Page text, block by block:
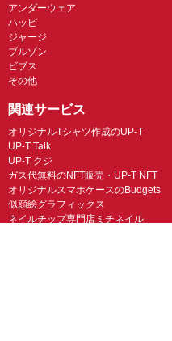
アンダーウェア
ハッピ
ジャージ
ブルゾン
ビブス
その他
関連サービス
オリジナルTシャツ作成のUP-T
UP-T Talk
UP-T クジ
ガス代無料のNFT販売・UP-T NFT
オリジナルスマホケースのBudgets
似顔絵グラフィックス
ネイルチップ専門店ミチネイル